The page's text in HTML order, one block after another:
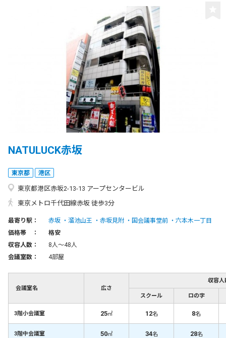
NATULUCK赤坂
東京都 港区
東京都港区赤坂2-13-13 アープセンタービル
東京メトロ千代田線赤坂 徒歩3分
最寄り駅： 赤坂 溜池山王 赤坂見附 国会議事堂前
六本木一丁目
価格帯 ：
格安
収容人数：
8人〜48人
会議室数：
4部屋
会議室名 広さ
収容人
スクール ロの字
3階小会議室 25㎡ 12名 8名
3階中会議室 50㎡ 34名 28名